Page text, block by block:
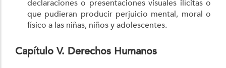
declaraciones o presentaciones visuales ilícitas o
que pudieran producir perjuicio mental, moral o
físico a las niñas, niños y adolescentes.
Capítulo V. Derechos Humanos